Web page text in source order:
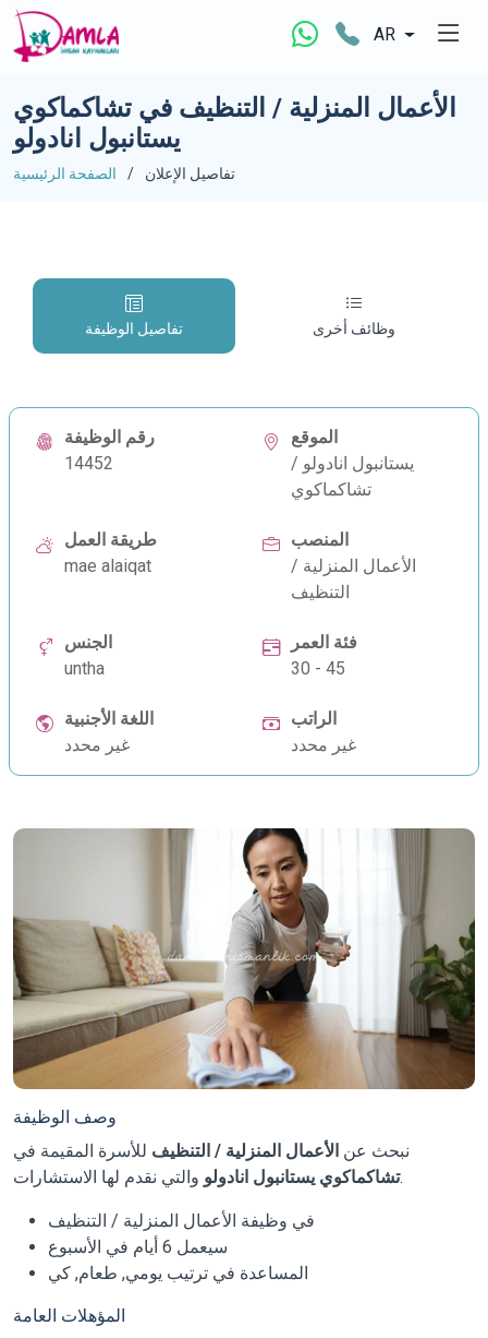
AR
الأعمال المنزلية / التنظيف في تشاكماكوي
يستانبول انادولو
الصفحة الرئيسية تفاصيل الإعلان
تفاصيل الوظيفة وظائف أخرى
رقم الوظيفة
14452
الموقع
يستانبول انادولو /
تشاكماكوي
طريقة العمل
mae alaiqat
المنصب
الأعمال المنزلية /
التنظيف
الجنس
untha
فئة العمر
30 - 45
اللغة الأجنبية
غير محدد
الراتب
غير محدد
وصف الوظيفة
نبحث عن الأعمال المنزلية / التنظيف للأسرة المقيمة في
تشاكماكوي يستانبول انادولووالتي نقدم لها الاستشارات.
في وظيفة الأعمال المنزلية / التنظيف
سيعمل 6 أيام في الأسبوع
المساعدة في ترتيب يومي, طعام, كي
المؤهلات العامة